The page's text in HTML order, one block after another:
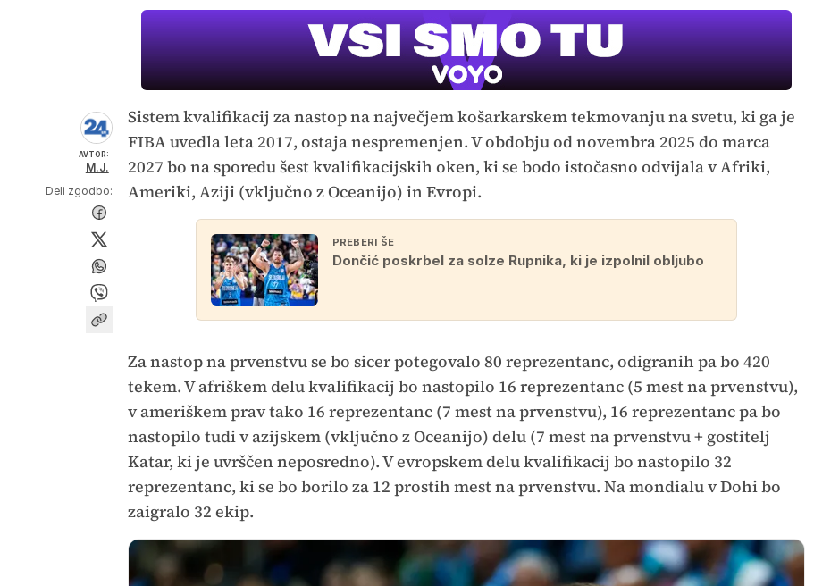
AVTOR:
M.J.
Deli zgodbo:
Sistem kvalifikacij za nastop na največjem košarkarskem tekmovanju na svetu, ki ga je
FIBA uvedla leta 2017, ostaja nespremenjen. V obdobju od novembra 2025 do marca
2027 bo na sporedu šest kvalifikacijskih oken, ki se bodo istočasno odvijala v Afriki,
Ameriki, Aziji (vključno z Oceanijo) in Evropi.
PREBERI ŠE
Dončić poskrbel za solze Rupnika, ki je izpolnil obljubo
Za nastop na prvenstvu se bo sicer potegovalo 80 reprezentanc, odigranih pa bo 420
tekem. V afriškem delu kvalifikacij bo nastopilo 16 reprezentanc (5 mest na prvenstvu),
v ameriškem prav tako 16 reprezentanc (7 mest na prvenstvu), 16 reprezentanc pa bo
nastopilo tudi v azijskem (vključno z Oceanijo) delu (7 mest na prvenstvu + gostitelj
Katar, ki je uvrščen neposredno). V evropskem delu kvalifikacij bo nastopilo 32
reprezentanc, ki se bo borilo za 12 prostih mest na prvenstvu. Na mondialu v Dohi bo
zaigralo 32 ekip.